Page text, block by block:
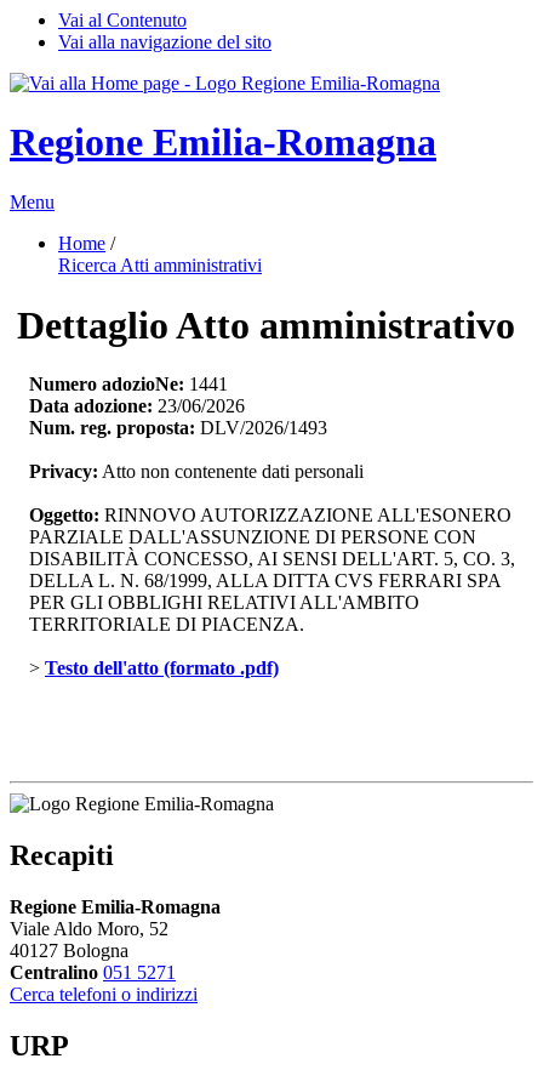
Vai al Contenuto
Vai alla navigazione del sito
Regione Emilia-Romagna
Menu
Home /
Ricerca Atti amministrativi
Dettaglio Atto amministrativo
Numero adozioNe: 1441
Data adozione: 23/06/2026
Num. reg. proposta: DLV/2026/1493
Privacy: Atto non contenente dati personali
Oggetto: RINNOVO AUTORIZZAZIONE ALL'ESONERO
PARZIALE DALL'ASSUNZIONE DI PERSONE CON
DISABILITÀ CONCESSO, AI SENSI DELL'ART. 5, CO. 3,
DELLA L. N. 68/1999, ALLA DITTA CVS FERRARI SPA
PER GLI OBBLIGHI RELATIVI ALL'AMBITO
TERRITORIALE DI PIACENZA.
> Testo dell'atto (formato .pdf)
Recapiti
Regione Emilia-Romagna
Viale Aldo Moro, 52
40127 Bologna
Centralino 051 5271
Cerca telefoni o indirizzi
URP